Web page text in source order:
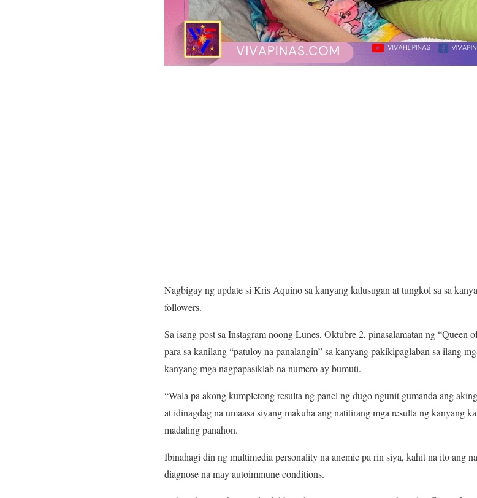
Nagbigay ng update si Kris Aquino sa kanyang kalusugan at tungkol sa sa
followers.
Sa isang post sa Instagram noong Lunes, Oktubre 2, pinasalamatan ng “Queen
para sa kanilang “patuloy na panalangin” sa kanyang pakikipaglaban sa ilang
kanyang mga nagpapasiklab na numero ay bumuti.
“Wala pa akong kumpletong resulta ng panel ng dugo ngunit gumanda ang
at idinagdag na umaasa siyang makuha ang natitirang mga resulta ng kanyang
madaling panahon.
Ibinahagi din ng multimedia personality na anemic pa rin siya, kahit na ito ang
diagnose na may autoimmune conditions.